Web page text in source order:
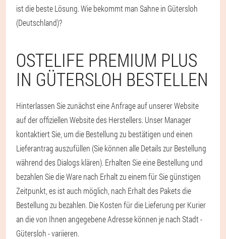
ist die beste Lösung. Wie bekommt man Sahne in Gütersloh
(Deutschland)?
OSTELIFE PREMIUM PLUS
IN GÜTERSLOH BESTELLEN
Hinterlassen Sie zunächst eine Anfrage auf unserer Website
auf der offiziellen Website des Herstellers. Unser Manager
kontaktiert Sie, um die Bestellung zu bestätigen und einen
Lieferantrag auszufüllen (Sie können alle Details zur Bestellung
während des Dialogs klären). Erhalten Sie eine Bestellung und
bezahlen Sie die Ware nach Erhalt zu einem für Sie günstigen
Zeitpunkt, es ist auch möglich, nach Erhalt des Pakets die
Bestellung zu bezahlen. Die Kosten für die Lieferung per Kurier
an die von Ihnen angegebene Adresse können je nach Stadt -
Gütersloh - variieren.